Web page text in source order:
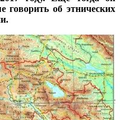
говорить об этнических